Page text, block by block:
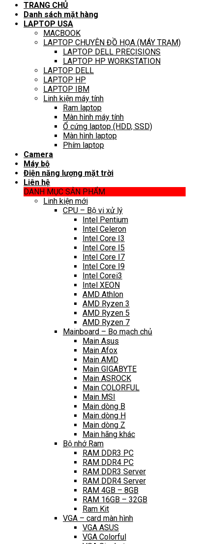
TRANG CHỦ
Danh sách mặt hàng
LAPTOP USA
MACBOOK
LAPTOP CHUYÊN ĐỒ HỌA (MÁY TRẠM)
LAPTOP DELL PRECISIONS
LAPTOP HP WORKSTATION
LAPTOP DELL
LAPTOP HP
LAPTOP IBM
Linh kiện máy tính
Ram laptop
Màn hình máy tính
Ổ cứng laptop (HDD, SSD)
Màn hình laptop
Phím laptop
Camera
Máy bộ
Điện năng lượng mặt trời
Liên hệ
DANH MỤC SẢN PHẨM
Linh kiện mới
CPU – Bộ vi xử lý
Intel Pentium
Intel Celeron
Intel Core I3
Intel Core I5
Intel Core I7
Intel Core I9
Intel Corei3
Intel XEON
AMD Athlon
AMD Ryzen 3
AMD Ryzen 5
AMD Ryzen 7
Mainboard – Bo mạch chủ
Main Asus
Main Afox
Main AMD
Main GIGABYTE
Main ASROCK
Main COLORFUL
Main MSI
Main dòng B
Main dòng H
Main dòng Z
Main hãng khác
Bộ nhớ Ram
RAM DDR3 PC
RAM DDR4 PC
RAM DDR3 Server
RAM DDR4 Server
RAM 4GB – 8GB
RAM 16GB – 32GB
Ram Kit
VGA – card màn hình
VGA ASUS
VGA Colorful